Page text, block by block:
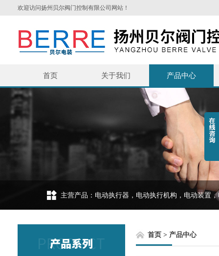
欢迎访问扬州贝尔阀门控制有限公司网站！
首页 关于我们 产品中心
主营产品：电动执行器，电动执行机构，电动装置
首页> 产品中心